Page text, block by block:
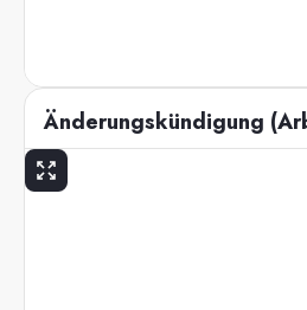
Änderungskündigung